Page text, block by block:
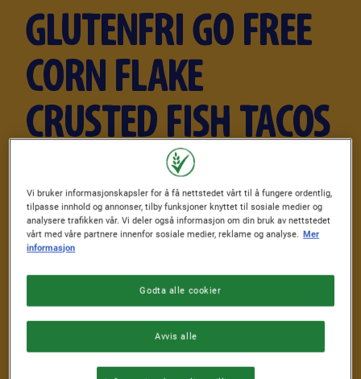
GLUTENFRI GO FREE
CORN FLAKE
CRUSTED FISH TACOS
Author
Av Nestlé Cereals
FORBEREDELSESTID TILBEREDNINGSTID
AVKJØLINGSTID FERDIGHETSNIVÅ
PORSJONER
Vi bruker informasjonskapsler for å få nettstedet vårt til å fungere ordentlig,
tilpasse innhold og annonser, tilby funksjoner knyttet til sosiale medier og
analysere trafikken vår. Vi deler også informasjon om din bruk av nettstedet
vårt med våre partnere innenfor sosiale medier, reklame og analyse. Mer
informasjon
Avvis alle
Godta alle cookier